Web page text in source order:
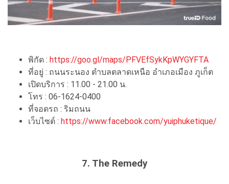
พิกัด : https://goo.gl/maps/PFVEfSykKpWYGYFTA
ที่อยู่ : ถนนระนอง ตำบลตลาดเหนือ อำเภอเมือง ภูเก็ต
เปิดบริการ : 11.00 - 21.00 น.
โทร : 06-1624-0400
ที่จอดรถ : ริมถนน
เว็บไซต์ : https://www.facebook.com/yuiphuketique/
7. The Remedy